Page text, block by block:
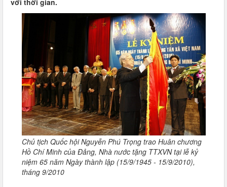
với thời gian.
Chủ tịch Quốc hội Nguyễn Phú Trọng trao Huân chương
Hồ Chí Minh của Đảng, Nhà nước tặng TTXVN tại lễ kỷ
niệm 65 năm Ngày thành lập (15/9/1945 - 15/9/2010),
tháng 9/2010